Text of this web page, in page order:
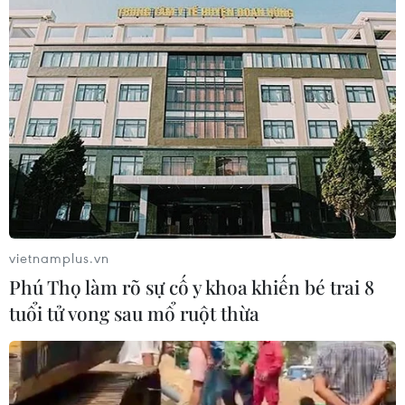
Tây Ninh ngăn chặn, xử lý nghiêm
các vụ việc xâm phạm quyền sở hữu
trí tuệ
08/08/2026 04:29
Dắt chó đi dạo không đúng quy
định, bị phạt đến 2 triệu đồng?
08/08/2026 04:16
CHUYỆN TUẦN QUA: Cảnh
báo nạn "giang hồ mạng” kéo những
hệ lụy ảo tràn ra đời thực
08/08/2026 04:00
vietnamplus.vn
Phú Thọ làm rõ sự cố y khoa khiến bé trai 8
tuổi tử vong sau mổ ruột thừa